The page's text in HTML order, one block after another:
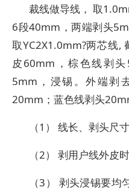
裁线做导线， 取
6段40mm，两端剥头
取YC2X1.0mm?两芯线,
皮60mm，棕色线剥
5mm，浸锡。外端剥
20mm；蓝色线剥头
（1） 线长、剥头尺
（2） 剥用户线外皮
（3） 剥头浸锡要